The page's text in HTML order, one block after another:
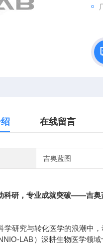
在线留言
吉奥蓝图
科研，专业成就突破——吉奥
学研究与转化医学的浪潮中
LAB）深耕生物医学领